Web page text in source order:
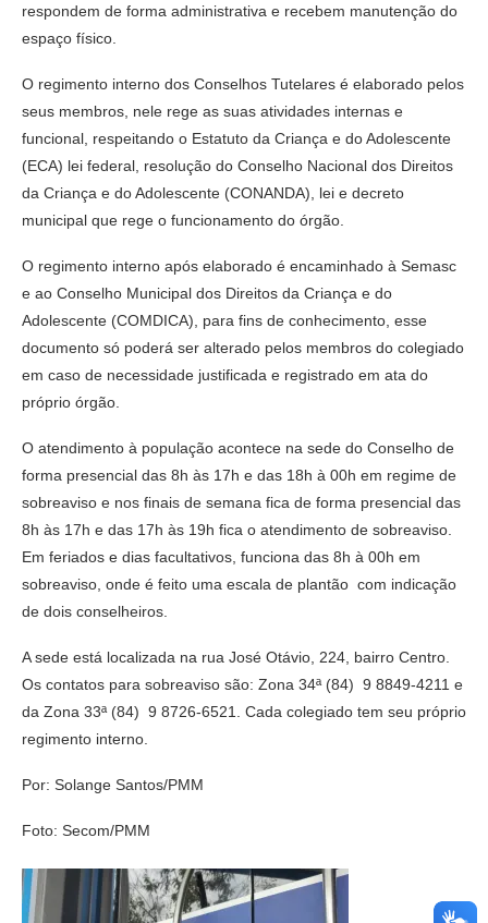
respondem de forma administrativa e recebem manutenção do
espaço físico.
O regimento interno dos Conselhos Tutelares é elaborado pelos
seus membros, nele rege as suas atividades internas e
funcional, respeitando o Estatuto da Criança e do Adolescente
(ECA) lei federal, resolução do Conselho Nacional dos Direitos
da Criança e do Adolescente (CONANDA), lei e decreto
municipal que rege o funcionamento do órgão.
O regimento interno após elaborado é encaminhado à Semasc
e ao Conselho Municipal dos Direitos da Criança e do
Adolescente (COMDICA), para fins de conhecimento, esse
documento só poderá ser alterado pelos membros do colegiado
em caso de necessidade justificada e registrado em ata do
próprio órgão.
O atendimento à população acontece na sede do Conselho de
forma presencial das 8h às 17h e das 18h à 00h em regime de
sobreaviso e nos finais de semana fica de forma presencial das
8h às 17h e das 17h às 19h fica o atendimento de sobreaviso.
Em feriados e dias facultativos, funciona das 8h à 00h em
sobreaviso, onde é feito uma escala de plantão com indicação
de dois conselheiros.
A sede está localizada na rua José Otávio, 224, bairro Centro.
Os contatos para sobreaviso são: Zona 34ª (84) 9 8849-4211 e
da Zona 33ª (84) 9 8726-6521. Cada colegiado tem seu próprio
regimento interno.
Por: Solange Santos/PMM
Foto: Secom/PMM